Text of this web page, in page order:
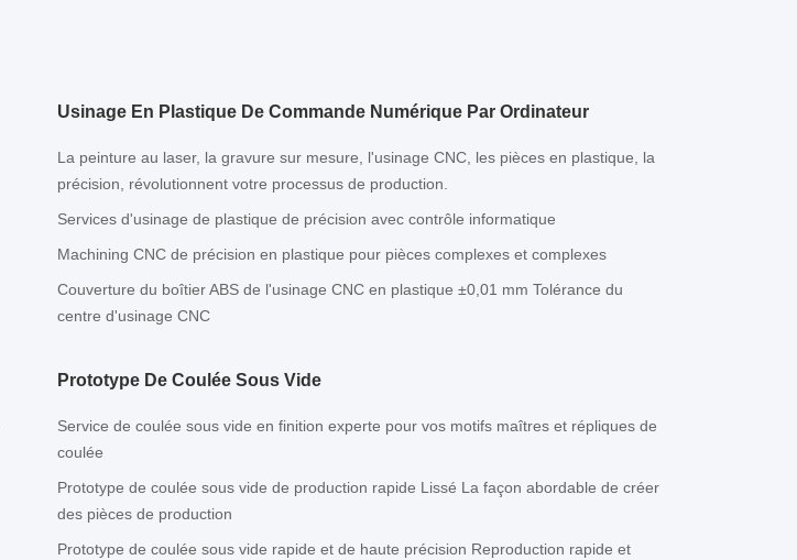
Usinage En Plastique De Commande Numérique Par Ordinateur
La peinture au laser, la gravure sur mesure, l'usinage CNC, les pièces en plastique, la
précision, révolutionnent votre processus de production.
Services d'usinage de plastique de précision avec contrôle informatique
Machining CNC de précision en plastique pour pièces complexes et complexes
Couverture du boîtier ABS de l'usinage CNC en plastique ±0,01 mm Tolérance du
centre d'usinage CNC
Prototype De Coulée Sous Vide
Service de coulée sous vide en finition experte pour vos motifs maîtres et répliques de
coulée
Prototype de coulée sous vide de production rapide Lissé La façon abordable de créer
des pièces de production
Prototype de coulée sous vide rapide et de haute précision Reproduction rapide et